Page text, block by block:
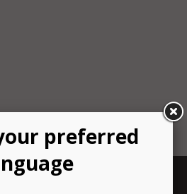
INFORMATION